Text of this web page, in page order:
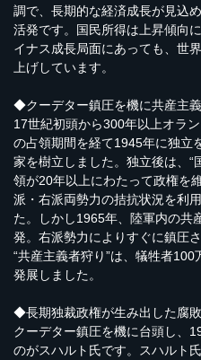
調で、長期的な経済成長が見込
活発です。国民所得は上昇傾向
イナス成長局面にあっても、世
上げしています。
◆クーデター鎮圧を機に共産主
17世紀初頭から300年以上オラ
の占領期間を経て1945年に独立
家を樹立しました。独立後は、“
領が20年以上にわたって政権を
派・右派両勢力の拮抗状況を利
た。しかし1965年、陸軍内の共
発。右派勢力によりすぐに鎮圧
“共産主義者狩り”は、犠牲者
発展しました。
◆長期独裁政権が生み出した腐敗
クーデター鎮圧を機に台頭し、
のがスハルト氏です。スハルト